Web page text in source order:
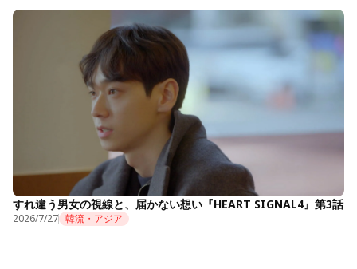
すれ違う男女の視線と、届かない想い『HEART SIGNAL4』第3話
2026/7/27 韓流・アジア